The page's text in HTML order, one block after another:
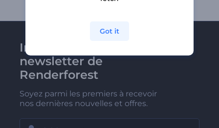
Inscrivez-vous à la
newsletter de
Renderforest
Soyez parmi les premiers à recevoir
nos dernières nouvelles et offres.
Got it